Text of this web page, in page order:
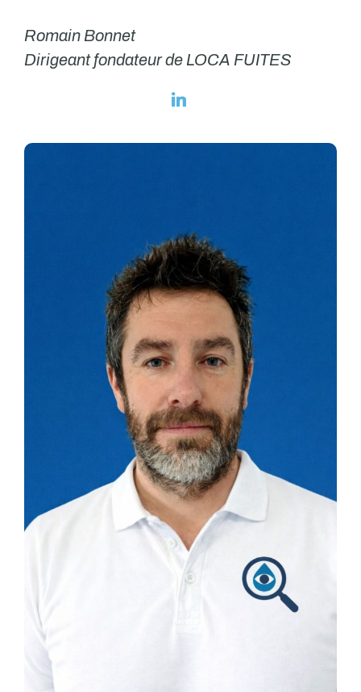
Romain Bonnet
Dirigeant fondateur de LOCA FUITES